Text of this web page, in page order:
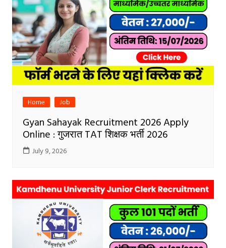
Home Job
Gyan Sahayak Recruitment 2026 Apply
Online : गुजरात TAT शिक्षक भर्ती 2026
July 9, 2026